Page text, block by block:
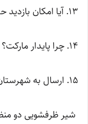
۱۳. آیا امکان بازدید حضوری هست؟ برای مشاوره آنلاین در خدمتیم.
۱۴. چرا پایدار مارکت؟ قیمت رقابتی و اصالت کالا.
۱۵. ارسال به شهرستان دارید؟ بله، با پست پیشتاز یا تیپاکس.
شیر ظرفشویی دو